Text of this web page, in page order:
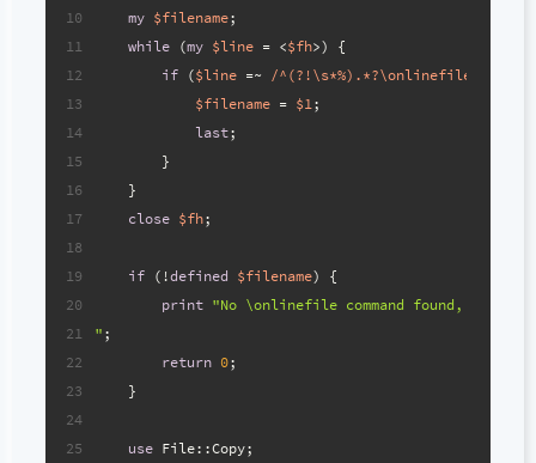
10
11
12
13
14
15
16
17
18
19
20
21
22
23
24
25
my $filename;
while (my $line = <$fh>) {
if ($line =~ /
$filename = $1;
last;
        }
    }
close $fh;
if (!defined $filename) {
print "No \onlinefile command found,
" ;
return 0;
    }
use File::Copy;